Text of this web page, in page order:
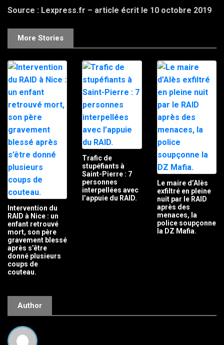
Source : Lexpress.fr – article écrit le 10 octobre 2019
More Stories
Intervention du
RAID à Nice : un
enfant retrouvé
mort, son père
gravement blessé
après s’être
donné plusieurs
coups de
couteau.
Trafic de
stupéfiants à
Saint-Pierre : 7
personnes
interpellées avec
l’appuie du RAID.
Le maire d’Alès
exfiltré en pleine
nuit par le RAID
après des
menaces, la
police soupçonne
la DZ Mafia.
Author